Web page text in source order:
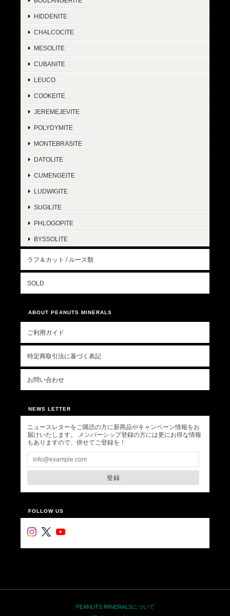
HIDDENITE
CHALCOCITE
MESOLITE
CUBANITE
LEUCO
COOKEITE
JEREMEJEVITE
POLYDYMITE
MONTEBRASITE
DATOLITE
CUMENGEITE
LUDWIGITE
SUGILITE
PHLOGOPITE
BYSSOLITE
ラフ＆カット / ルース類
SOLD
ABOUT PEANUTS MINERALS
ご利用ガイド
特定商取引法に基づく表記
お問い合わせ
NEWS LETTER
ニュースレターをご購読の方に新商品やキャンペーン情報をお
届けいたします。 メンバーシップ登録の方には更にお得な情報
もありますので、併せてご登録を！
登録
FOLLOW US
PEANUTS MINERALSについて